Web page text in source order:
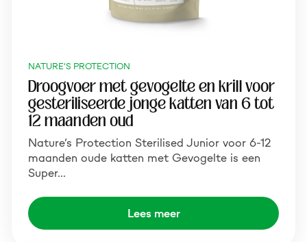
NATURE'S PROTECTION
Droogvoer met gevogelte en krill voor
gesteriliseerde jonge katten van 6 tot
12 maanden oud
Nature’s Protection Sterilised Junior voor 6-12
maanden oude katten met Gevogelte is een
Super…
Lees meer